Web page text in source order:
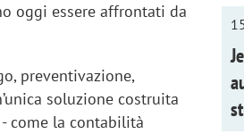
oggi essere affrontati da
preventivazione,
soluzione costruita
come la contabilità